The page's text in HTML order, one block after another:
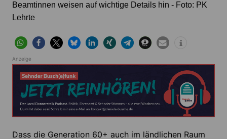
Beamtinnen weisen auf wichtige Details hin - Foto: PK
Lehrte
Anzeige
Dass die Generation 60+ auch im ländlichen Raum